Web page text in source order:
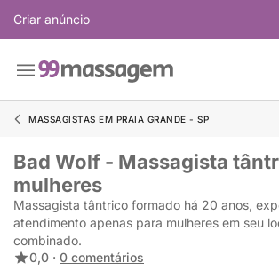
Criar anúncio
MASSAGISTAS EM PRAIA GRANDE - SP
Bad Wolf - Massagista
mulheres
Massagista tântrico formado há 20 anos,
atendimento apenas para mulheres em seu
combinado.
0,0 · 0 comentários